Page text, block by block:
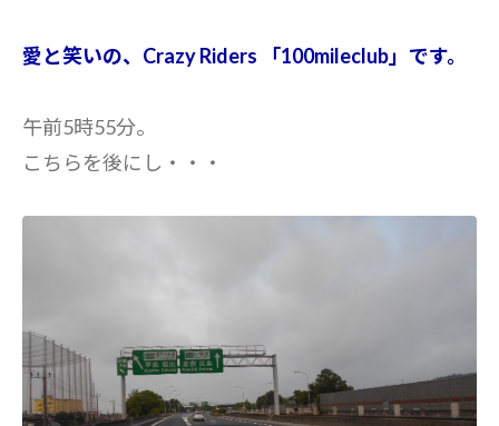
愛と笑いの、Crazy Riders 「100mileclub」です。
午前5時55分。
こちらを後にし・・・